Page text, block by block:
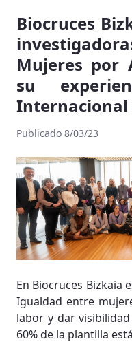
Biocruces
Mujeres por
su
Internacional
Publicado 8/03/23
En Biocruces Bizkaia
Igualdad entre
labor y dar
60% de la plantilla